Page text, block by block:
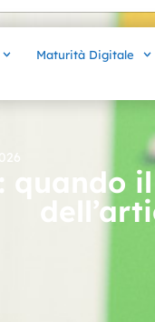
Maturità Digitale